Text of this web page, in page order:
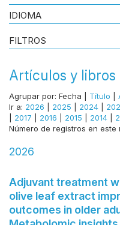
IDIOMA
Artículos y libros
Agrupar por: Fecha Título
Ir a: 2026 2025 2024
2017 2016 2015 2014
Número de registros en este
2026
Adjuvant treatment
olive leaf extract
outcomes in older
FILTROS